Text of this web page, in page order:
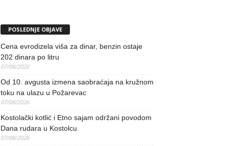
POSLEDNJE OBJAVE
Cena evrodizela viša za dinar, benzin ostaje
202 dinara po litru
07/08/2026
Od 10. avgusta izmena saobraćaja na kružnom
toku na ulazu u Požarevac
07/08/2026
Kostolački kotlić i Etno sajam održani povodom
Dana rudara u Kostolcu
07/08/2026